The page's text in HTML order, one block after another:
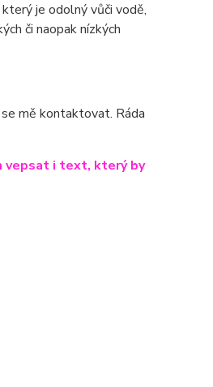
je odolný vůči vodě,
či naopak nízkých
mě kontaktovat. Ráda
vepsat i text, který by